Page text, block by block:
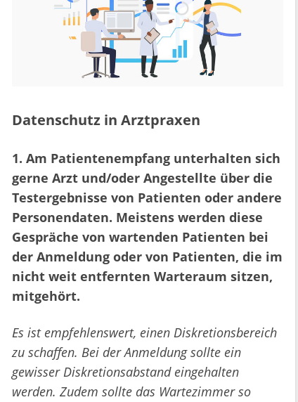
Datenschutz in Arztpraxen
1. Am Patientenempfang unterhalten sich
gerne Arzt und/oder Angestellte über die
Testergebnisse von Patienten oder andere
Personendaten. Meistens werden diese
Gespräche von wartenden Patienten bei
der Anmeldung oder von Patienten, die im
nicht weit entfernten Warteraum sitzen,
mitgehört.
Es ist empfehlenswert, einen Diskretionsbereich
zu schaffen. Bei der Anmeldung sollte ein
gewisser Diskretionsabstand eingehalten
werden. Zudem sollte das Wartezimmer so